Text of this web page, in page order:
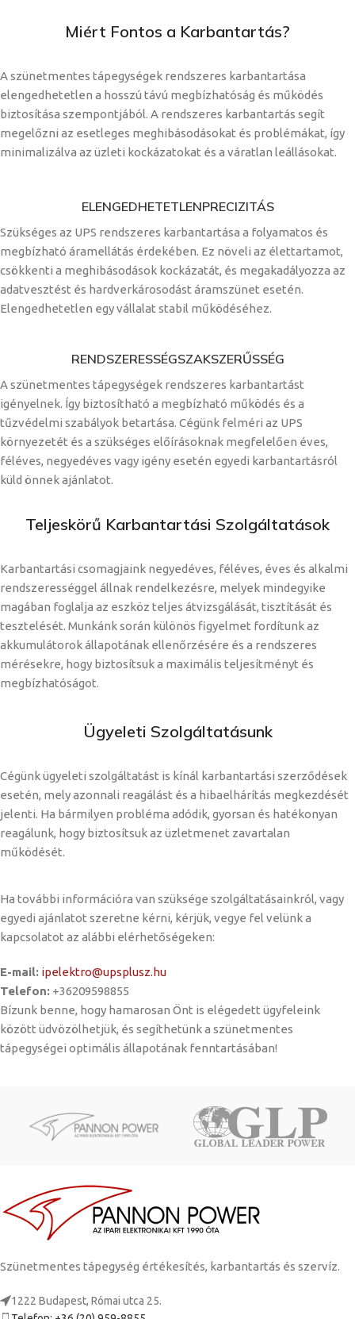
Miért Fontos a Karbantartás?
A szünetmentes tápegységek rendszeres karbantartása
elengedhetetlen a hosszú távú megbízhatóság és működés
biztosítása szempontjából. A rendszeres karbantartás segít
megelőzni az esetleges meghibásodásokat és problémákat, így
minimalizálva az üzleti kockázatokat és a váratlan leállásokat.
ELENGEDHETETLENPRECIZITÁS
Szükséges az UPS rendszeres karbantartása a folyamatos és
megbízható áramellátás érdekében. Ez növeli az élettartamot,
csökkenti a meghibásodások kockázatát, és megakadályozza az
adatvesztést és hardverkárosodást áramszünet esetén.
Elengedhetetlen egy vállalat stabil működéséhez.
RENDSZERESSÉGSZAKSZERŰSSÉG
A szünetmentes tápegységek rendszeres karbantartást
igényelnek. Így biztosítható a megbízható működés és a
tűzvédelmi szabályok betartása. Cégünk felméri az UPS
környezetét és a szükséges előírásoknak megfelelően éves,
féléves, negyedéves vagy igény esetén egyedi karbantartásról
küld önnek ajánlatot.
Teljeskörű Karbantartási Szolgáltatások
Karbantartási csomagjaink negyedéves, féléves, éves és alkalmi
rendszerességgel állnak rendelkezésre, melyek mindegyike
magában foglalja az eszköz teljes átvizsgálását, tisztítását és
tesztelését. Munkánk során különös figyelmet fordítunk az
akkumulátorok állapotának ellenőrzésére és a rendszeres
mérésekre, hogy biztosítsuk a maximális teljesítményt és
megbízhatóságot.
Ügyeleti Szolgáltatásunk
Cégünk ügyeleti szolgáltatást is kínál karbantartási szerződések
esetén, mely azonnali reagálást és a hibaelhárítás megkezdését
jelenti. Ha bármilyen probléma adódik, gyorsan és hatékonyan
reagálunk, hogy biztosítsuk az üzletmenet zavartalan
működését.
Ha további információra van szüksége szolgáltatásainkról, vagy
egyedi ajánlatot szeretne kérni, kérjük, vegye fel velünk a
kapcsolatot az alábbi elérhetőségeken:
E-mail: ipelektro@upsplusz.hu
Telefon: +36209598855
Bízunk benne, hogy hamarosan Önt is elégedett ügyfeleink
között üdvözölhetjük, és segíthetünk a szünetmentes
tápegységei optimális állapotának fenntartásában!
Szünetmentes tápegység értékesítés, karbantartás és szervíz.
1222 Budapest, Római utca 25.